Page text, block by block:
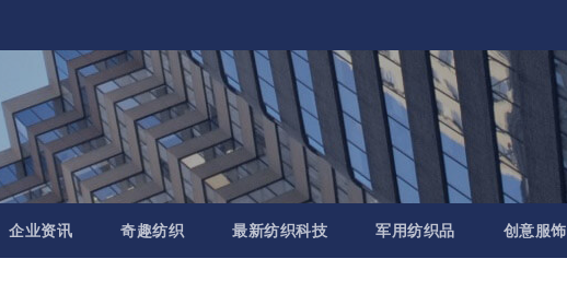
企业资讯 奇趣纺织 最新纺织科技 军用纺织品 创意服饰